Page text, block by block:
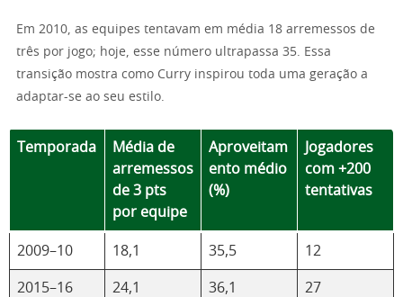
Em 2010, as equipes tentavam em média 18 arremessos de
três por jogo; hoje, esse número ultrapassa 35. Essa
transição mostra como Curry inspirou toda uma geração a
adaptar-se ao seu estilo.
Temporada
Média de
arremessos
de 3 pts
por equipe
Aproveitam
ento médio
(%)
Jogadores
com +200
tentativas
2009–10 18,1 35,5 12
2015–16 24,1 36,1 27